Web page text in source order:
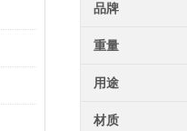
品牌
重量
用途
材质